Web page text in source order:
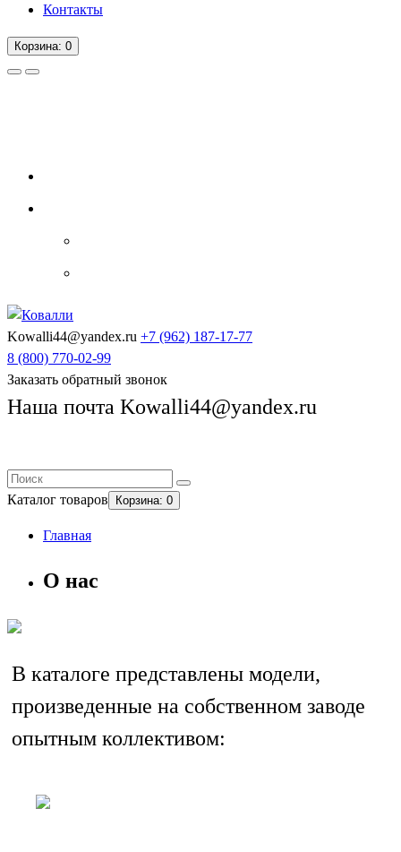
Контакты
Корзина: 0
Kowalli44@yandex.ru +7 (962) 187-17-77
8 (800) 770-02-99
Заказать обратный звонок
Наша почта Kowalli44@yandex.ru
Каталог товаров Корзина: 0
Главная
О нас
В каталоге представлены модели,
произведенные на собственном заводе
опытным коллективом: